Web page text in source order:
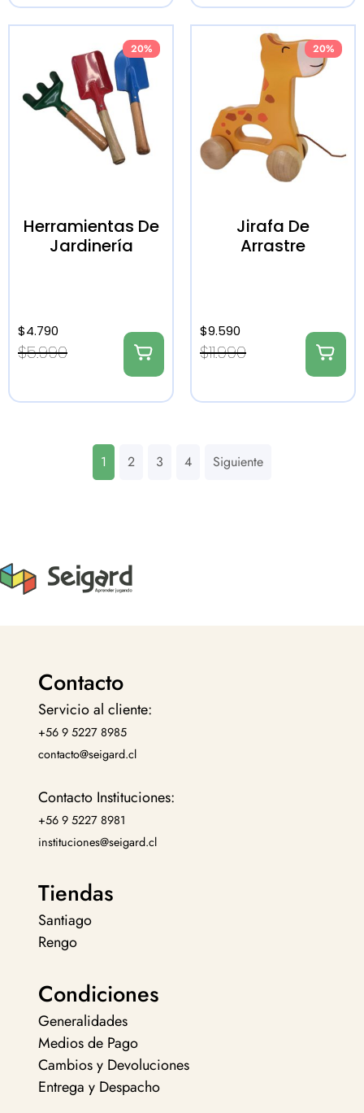
20%
Herramientas De
Jardinería
$5.990
$4.790
20%
Jirafa De
Arrastre
$11.990
$9.590
1 2 3 4 Siguiente
Contacto
Servicio al cliente:
+56 9 5227 8985
contacto@seigard.cl
Contacto Instituciones:
+56 9 5227 8981
instituciones@seigard.cl
Tiendas
Santiago
Rengo
Condiciones
Generalidades
Medios de Pago
Cambios y Devoluciones
Entrega y Despacho